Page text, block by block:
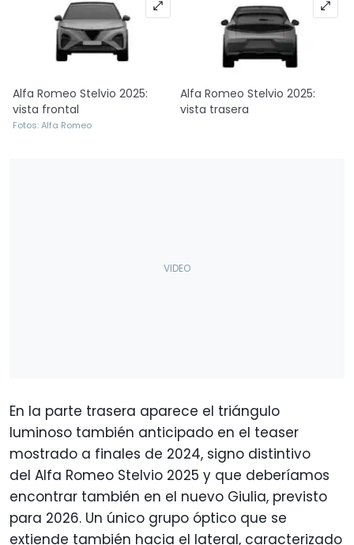
Alfa Romeo Stelvio 2025:
vista frontal
Fotos: Alfa Romeo
Alfa Romeo Stelvio 2025:
vista trasera
En la parte trasera aparece el triángulo
luminoso también anticipado en el teaser
mostrado a finales de 2024, signo distintivo
del Alfa Romeo Stelvio 2025 y que deberíamos
encontrar también en el nuevo Giulia, previsto
para 2026. Un único grupo óptico que se
extiende también hacia el lateral, caracterizado